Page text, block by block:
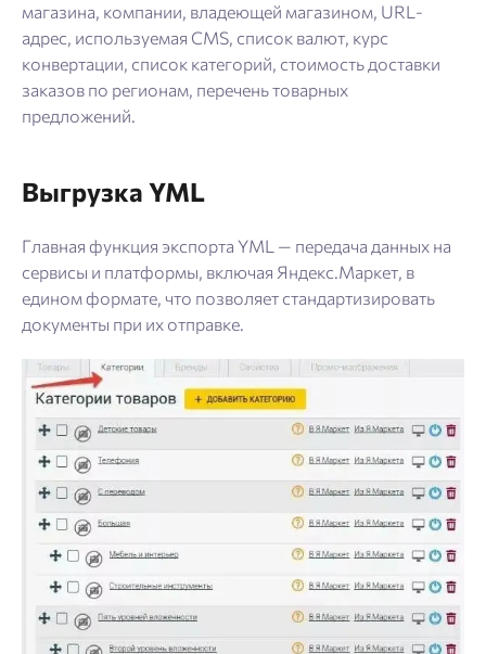
магазина, компании, владеющей магазином, URL-
адрес, используемая CMS, список валют, курс
конвертации, список категорий, стоимость доставки
заказов по регионам, перечень товарных
предложений.
Выгрузка YML
Главная функция экспорта YML — передача данных на
сервисы и платформы, включая Яндекс.Маркет, в
едином формате, что позволяет стандартизировать
документы при их отправке.